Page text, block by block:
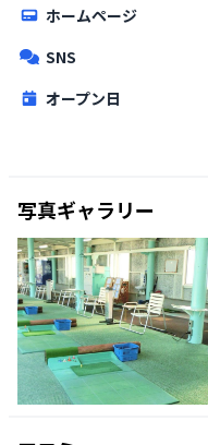
ホームページ
SNS
オープン日
写真ギャラリー